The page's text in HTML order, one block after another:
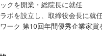
クを開業・総院長に就任
ボを設立し、取締役会長に就
ーク 第10回年間優秀企業家賞